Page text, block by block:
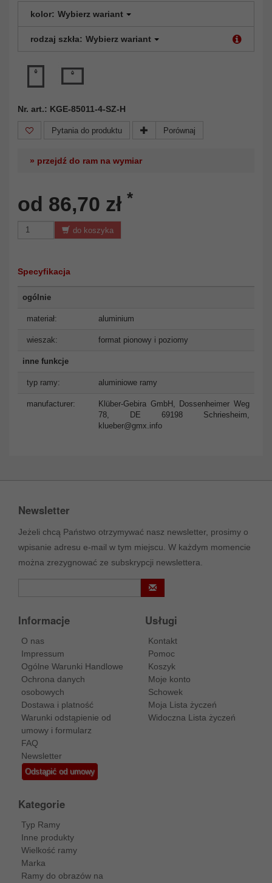
kolor: Wybierz wariant
rodzaj szkła: Wybierz wariant
Nr. art.: KGE-85011-4-SZ-H
Pytania do produktu Porównaj
» przejdź do ram na wymiar
od 86,70 zł *
do koszyka
Specyfikacja
ogólnie
materiał: aluminium
wieszak: format pionowy i poziomy
inne funkcje
typ ramy: aluminiowe ramy
manufacturer:
Klüber-Gebira GmbH, Dossenheimer Weg
78, DE 69198 Schriesheim,
klueber@gmx.info
Newsletter
Jeżeli chcą Państwo otrzymywać nasz newsletter, prosimy o
wpisanie adresu e-mail w tym miejscu. W każdym momencie
można zrezygnować ze subskrypcji newslettera.
Informacje
O nas
Impressum
Ogólne Warunki Handlowe
Ochrona danych
osobowych
Dostawa i platność
Warunki odstąpienie od
umowy i formularz
FAQ
Newsletter
Odstąpić od umowy
Usługi
Kontakt
Pomoc
Koszyk
Moje konto
Schowek
Moja Lista życzeń
Widoczna Lista życzeń
Kategorie
Typ Ramy
Inne produkty
Wielkość ramy
Marka
Ramy do obrazów na